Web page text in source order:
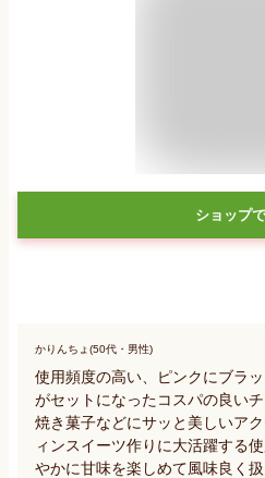
ショップ
かりんちょ(50代・男性)
使用頻度の高い、ピンクにブラ
がセットになったコスパの良い
焼き菓子などにサッと美しいア
ィンスイーツ作りに大活躍する
やかに甘味を楽しめて風味良く扱